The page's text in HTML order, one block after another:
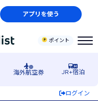
アプリを使う
ポイント
海外航空券 JR+宿泊
ログイン